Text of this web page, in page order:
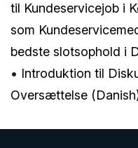
til Kundeservicejob i
som
bedste slotsophold i
• Introduktion til
Oversættelse